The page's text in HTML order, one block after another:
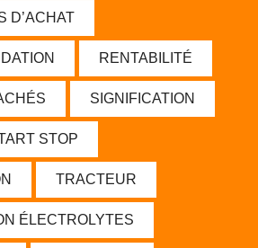
D’ACHAT
RENTABILITÉ
SIGNIFICATION
STOP
TRACTEUR
ÉLECTROLYTES